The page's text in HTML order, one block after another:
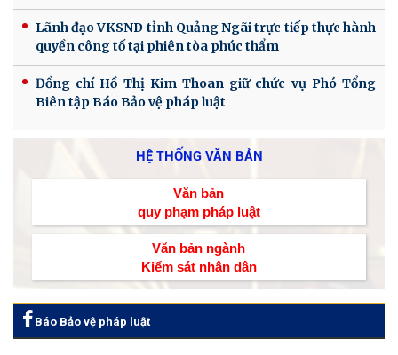
Lãnh đạo VKSND tỉnh Quảng Ngãi trực tiếp thực hành
quyền công tố tại phiên tòa phúc thẩm
Đồng chí Hồ Thị Kim Thoan giữ chức vụ Phó Tổng
Biên tập Báo Bảo vệ pháp luật
HỆ THỐNG VĂN BẢN
Văn bản
quy phạm pháp luật
Văn bản ngành
Kiểm sát nhân dân
Báo Bảo vệ pháp luật